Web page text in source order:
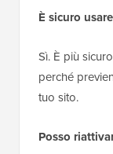
È sicuro
Sì. È più
perché
tuo sito.
Posso